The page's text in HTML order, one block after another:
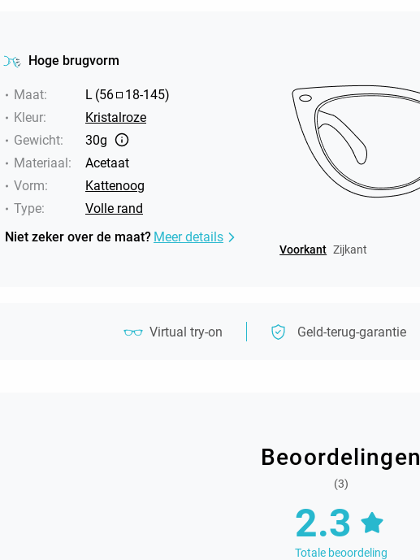
Hoge brugvorm
Maat: L (56 18-145)
Kleur:
Kristalroze
Gewicht:
30g
Materiaal:
Acetaat
Vorm:
Kattenoog
Type:
Volle rand
Niet zeker over de maat? Meer details
Voorkant Zijkant
Virtual try-on Geld-terug-garantie
Beoordelingen
(3)
2.3
Totale beoordeling